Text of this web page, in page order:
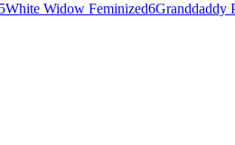
5White Widow Feminized6Granddaddy